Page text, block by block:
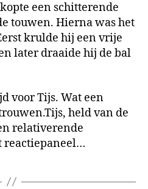
een schitterende
touwen. Hierna was het
krulde hij een vrije
later draaide hij de bal
voor Tijs. Wat een
held van de
relativerende
reactiepaneel…